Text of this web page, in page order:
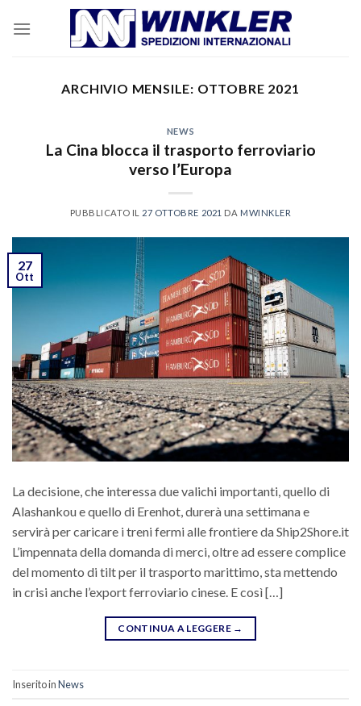
ARCHIVIO MENSILE: OTTOBRE 2021
NEWS
La Cina blocca il trasporto ferroviario
verso l’Europa
PUBBLICATO IL 27 OTTOBRE 2021 DA MWINKLER
27
Ott
La decisione, che interessa due valichi importanti, quello di
Alashankou e quello di Erenhot, durerà una settimana e
servirà per caricare i treni fermi alle frontiere da Ship2Shore.it
L’impennata della domanda di merci, oltre ad essere complice
del momento di tilt per il trasporto marittimo, sta mettendo
in crisi anche l’export ferroviario cinese. E così […]
CONTINUA A LEGGERE →
Inserito inNews